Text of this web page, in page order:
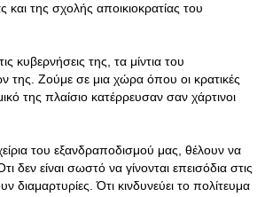
και της σχολής αποικιοκρατίας του
κυβερνήσεις της, τα μίντια του
της. Ζούμε σε μια χώρα όπου οι κρατικές
της πλαίσιο κατέρρευσαν σαν χάρτινοι
του εξανδραποδισμού μας, θέλουν να
δεν είναι σωστό να γίνονται επεισόδια στις
Ότι κινδυνεύει το πολίτευμα